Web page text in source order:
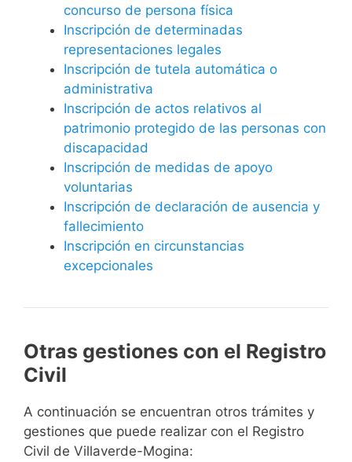
concurso de persona física
Inscripción de determinadas
representaciones legales
Inscripción de tutela automática o
administrativa
Inscripción de actos relativos al
patrimonio protegido de las personas con
discapacidad
Inscripción de medidas de apoyo
voluntarias
Inscripción de declaración de ausencia y
fallecimiento
Inscripción en circunstancias
excepcionales
Otras gestiones con el Registro
Civil
A continuación se encuentran otros trámites y
gestiones que puede realizar con el Registro
Civil de Villaverde-Mogina: